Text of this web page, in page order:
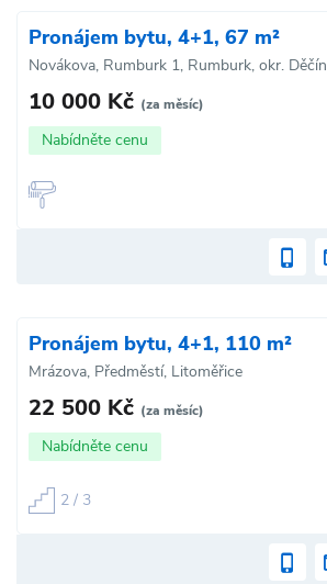
Pronájem bytu, 4+1, 67 m²
Novákova, Rumburk 1, Rumburk, okr. Děčín
10 000 Kč (za měsíc)
Nabídněte cenu
Pronájem bytu, 4+1, 110 m²
Mrázova, Předměstí, Litoměřice
22 500 Kč (za měsíc)
Nabídněte cenu
2 / 3